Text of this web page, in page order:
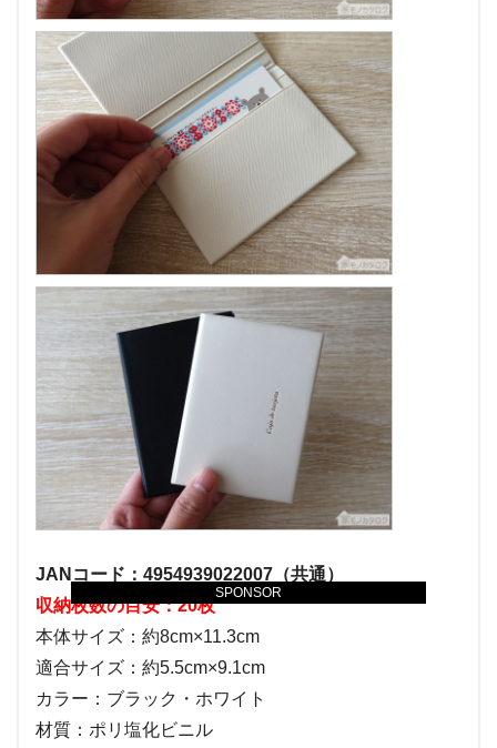
JANコード：4954939022007（共通）
収納枚数の目安：20枚
本体サイズ：約8cm×11.3cm
適合サイズ：約5.5cm×9.1cm
カラー：ブラック・ホワイト
材質：ポリ塩化ビニル
SPONSOR